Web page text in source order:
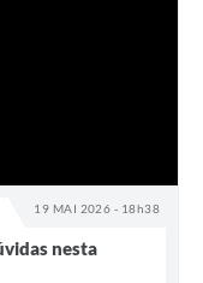
19 MAI 2026 - 18h38
nesta